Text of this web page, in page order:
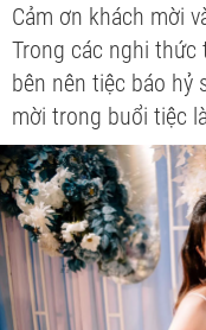
Cảm ơn khách mời
Trong các nghi thức
bên nên tiệc báo hỷ
mời trong buổi tiệc